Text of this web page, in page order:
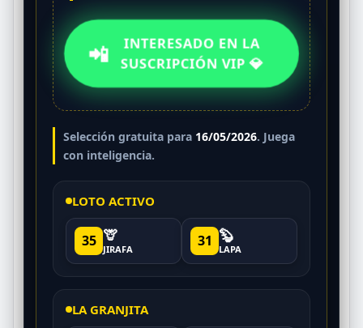
📲
INTERESADO EN LA
SUSCRIPCIÓN VIP 💎
Selección gratuita para 16/05/2026. Juega
con inteligencia.
LOTO ACTIVO
35 🦒
JIRAFA 31 🦫
LAPA
LA GRANJITA